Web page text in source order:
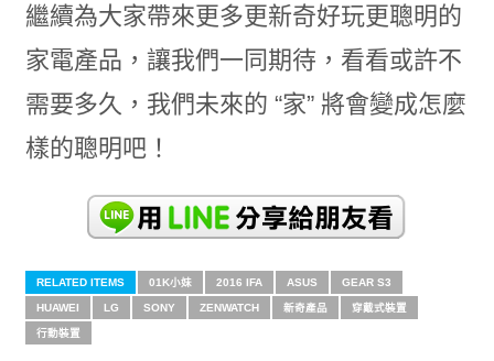
繼續為大家帶來更多更新奇好玩更聰明的
家電產品，讓我們一同期待，看看或許不
需要多久，我們未來的 “家” 將會變成怎麼
樣的聰明吧！
RELATED ITEMS 01K小妹 2016 IFA ASUS GEAR S3
HUAWEI LG SONY ZENWATCH 新奇產品 穿戴式裝置
行動裝置